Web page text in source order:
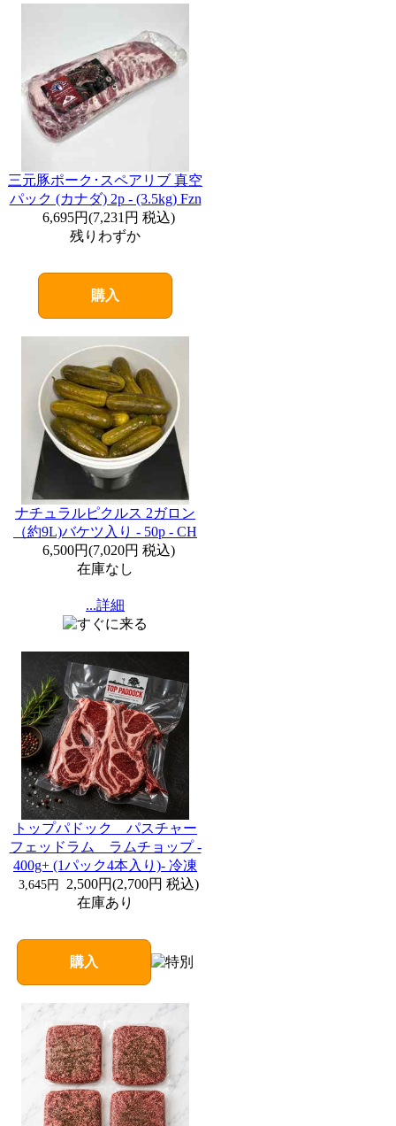
三元豚ポーク･スペアリブ 真空
パック (カナダ) 2p - (3.5kg) Fzn
6,695円(7,231円 税込)
残りわずか
購入
ナチュラルピクルス 2ガロン
（約9L)バケツ入り - 50p - CH
6,500円(7,020円 税込)
在庫なし
...詳細
トップパドック パスチャー
フェッドラム ラムチョップ -
400g+ (1パック4本入り)- 冷凍
3,645円 2,500円(2,700円 税込)
在庫あり
購入